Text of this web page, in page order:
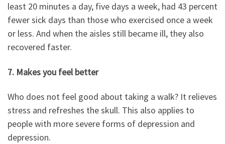
least 20 minutes a day, five days a week, had 43 percent
fewer sick days than those who exercised once a week
or less. And when the aisles still became ill, they also
recovered faster.
7. Makes you feel better
Who does not feel good about taking a walk? It relieves
stress and refreshes the skull. This also applies to
people with more severe forms of depression and
depression.